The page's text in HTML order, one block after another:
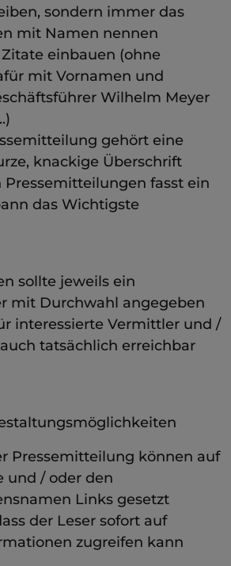
sondern immer das
mit Namen nennen
einbauen (ohne
mit Vornamen und
Wilhelm Meyer
gehört eine
knackige Überschrift
Pressemitteilungen fasst ein
das Wichtigste
sollte jeweils ein
mit Durchwahl angegeben
interessierte Vermittler und /
tatsächlich erreichbar
Pressemitteilung können auf
und / oder den
Links gesetzt
der Leser sofort auf
zugreifen kann